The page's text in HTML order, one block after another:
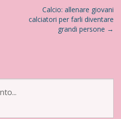
Calcio: allenare giovani
calciatori per farli diventare
grandi persone →